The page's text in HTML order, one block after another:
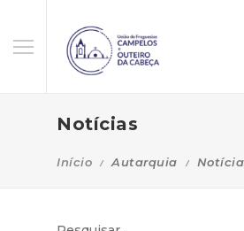
Notícias
Início Autarquia